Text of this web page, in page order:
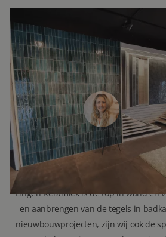
INTERESSE? LAAT UW
WE ZIEN U SNEL IN DE
Janine
071 579 43 55
(Leiden)
Lingen Keramiek is de top in wand en
en aanbrengen van de tegels in
nieuwbouwprojecten, zijn wij ook de